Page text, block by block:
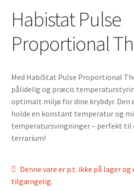
Habistat Pulse
Proportional
Med HabiStat Pulse Proportional
pålidelig og præcis
optimalt miljø for dine krybdyr. Den
holde en konstant temperatur og
temperatursvingninger – perfekt til
terrarium!
Denne vare er p.t. ikke på lager
tilgængelig.